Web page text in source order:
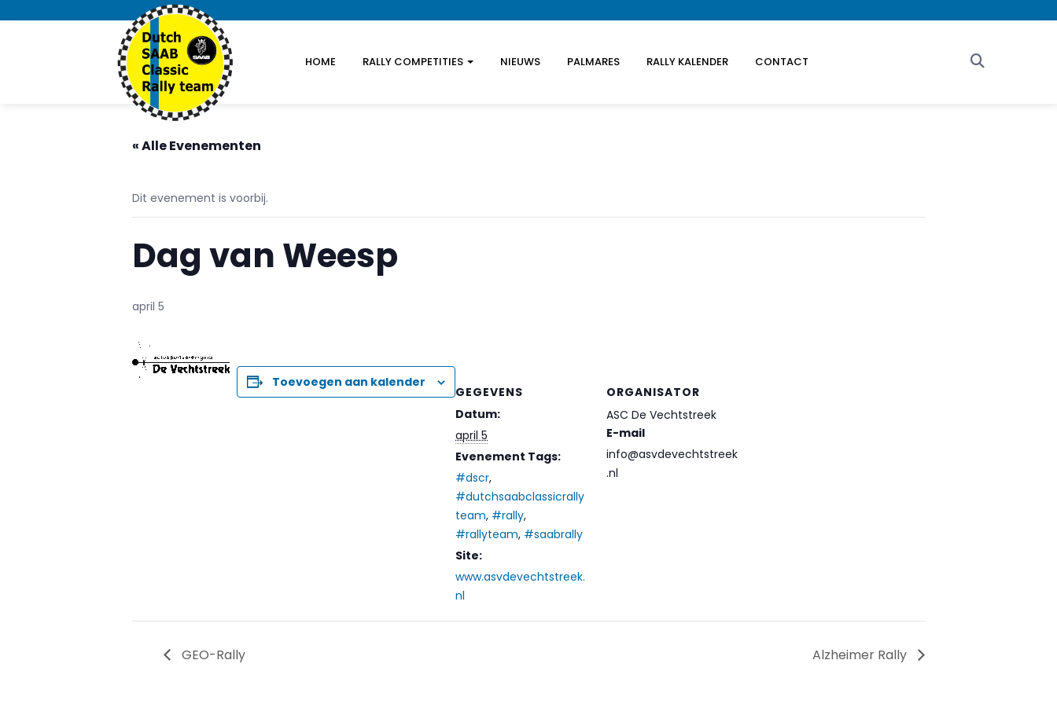
HOME RALLY COMPETITIES NIEUWS PALMARES RALLY KALENDER CONTACT
« Alle Evenementen
Dit evenement is voorbij.
Dag van Weesp
april 5
Toevoegen aan kalender
GEGEVENS
Datum:
april 5
Evenement Tags:
#dscr,
#dutchsaabclassicrally
team, #rally,
#rallyteam, #saabrally
Site:
www.asvdevechtstreek.
nl
ORGANISATOR
ASC De Vechtstreek
E-mail
info@asvdevechtstreek
.nl
GEO-Rally Alzheimer Rally